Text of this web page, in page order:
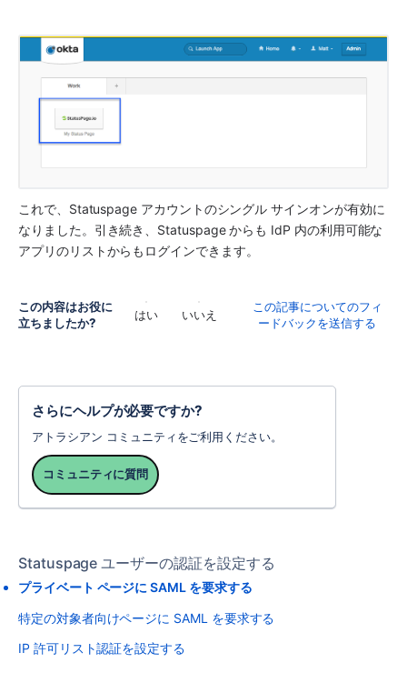
これで、Statuspage アカウントのシングル サインオンが有効に
なりました。引き続き、Statuspage からも IdP 内の利用可能な
アプリのリストからもログインできます。
この内容はお役に
立ちましたか?
はい いいえ
この記事についてのフィ
ードバックを送信する
さらにヘルプが必要ですか?
アトラシアン コミュニティをご利用ください。
コミュニティに質問
Statuspage ユーザーの認証を設定する
プライベート ページに SAML を要求する
特定の対象者向けページに SAML を要求する
IP 許可リスト認証を設定する